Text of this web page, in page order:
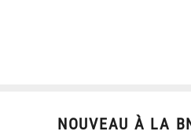
NOUVEAU À LA